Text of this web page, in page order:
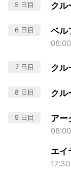
5 日目 クル
6 日目 ベル
7 日目 クル
8 日目 クル
9 日目 アー
エイ